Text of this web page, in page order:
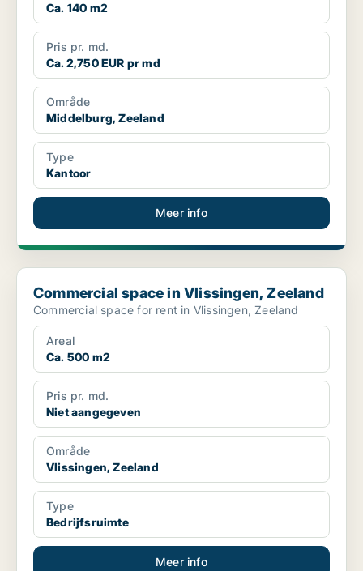
Ca. 140 m2
Pris pr. md.
Ca. 2,750 EUR pr md
Område
Middelburg, Zeeland
Type
Kantoor
Meer info
Commercial space in Vlissingen, Zeeland
Commercial space in Vlissingen, Zeeland
Commercial space for rent in Vlissingen, Zeeland
Areal
Ca. 500 m2
Pris pr. md.
Niet aangegeven
Område
Vlissingen, Zeeland
Type
Bedrijfsruimte
Meer info